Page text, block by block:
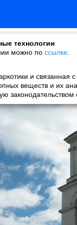
технологии
можно по ссылке
и
веществ и их
законодательством